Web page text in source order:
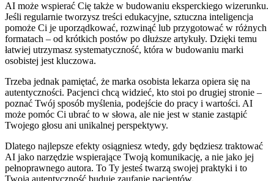
AI może wspierać Cię także w budowaniu eksperckiego wizerunku.
Jeśli regularnie tworzysz treści edukacyjne, sztuczna inteligencja
pomoże Ci je uporządkować, rozwinąć lub przygotować w różnych
formatach – od krótkich postów po dłuższe artykuły. Dzięki temu
łatwiej utrzymasz systematyczność, która w budowaniu marki
osobistej jest kluczowa.
Trzeba jednak pamiętać, że marka osobista lekarza opiera się na
autentyczności. Pacjenci chcą widzieć, kto stoi po drugiej stronie –
poznać Twój sposób myślenia, podejście do pracy i wartości. AI
może pomóc Ci ubrać to w słowa, ale nie jest w stanie zastąpić
Twojego głosu ani unikalnej perspektywy.
Dlatego najlepsze efekty osiągniesz wtedy, gdy będziesz traktować
AI jako narzędzie wspierające Twoją komunikację, a nie jako jej
pełnoprawnego autora. To Ty jesteś twarzą swojej praktyki i to